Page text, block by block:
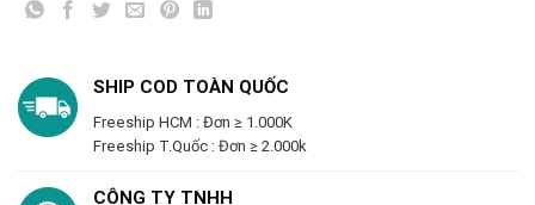
SHIP COD TOÀN QUỐC
Freeship HCM : Đơn ≥ 1.000K
Freeship T.Quốc : Đơn ≥ 2.000k
CÔNG TY TNHH